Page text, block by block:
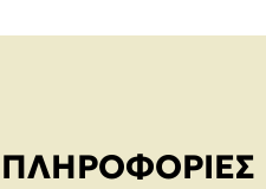
ΠΛΗΡΟΦΟΡΊΕΣ